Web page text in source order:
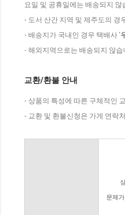
요일 및 공휴일에는 배송되지 않
- 도서 산간 지역 및 제주도의
- 배송지가 국내인 경우 택배사 '
- 해외지역으로는 배송되지 않습
교환/환불 안내
- 상품의 특성에 따른 구체적인
- 교환 및 환불신청은 가게 연락
문제